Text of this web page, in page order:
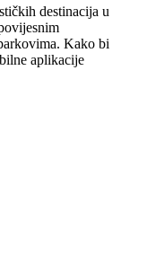
destinacija u
Kako bi
aplikacije